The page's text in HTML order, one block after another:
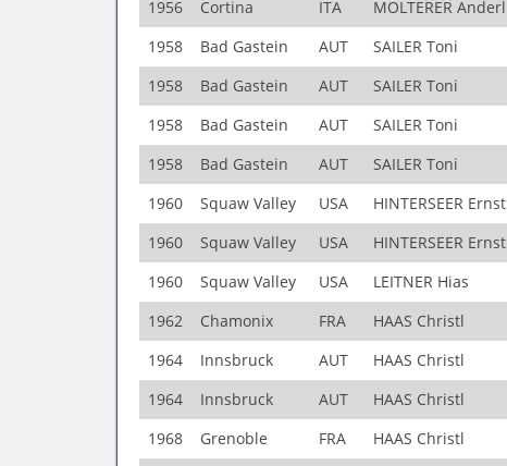
1956
Cortina ITA MOLTERER Anderl
1958
Bad Gastein AUT SAILER Toni
1958
Bad Gastein AUT SAILER Toni
1958
Bad Gastein AUT SAILER Toni
1958
Bad Gastein AUT SAILER Toni
1960
Squaw Valley USA HINTERSEER Ernst
1960
Squaw Valley USA HINTERSEER Ernst
1960
Squaw Valley USA LEITNER Hias
1962
Chamonix FRA HAAS Christl
1964
Innsbruck AUT HAAS Christl
1964
Innsbruck AUT HAAS Christl
1968
Grenoble FRA HAAS Christl